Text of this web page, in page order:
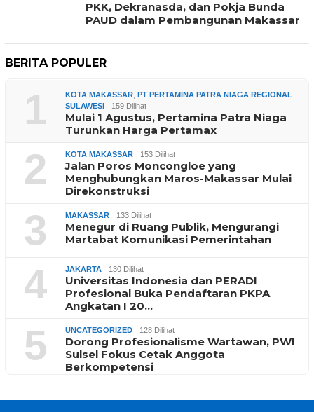
PKK, Dekranasda, dan Pokja Bunda
PAUD dalam Pembangunan Makassar
BERITA POPULER
1 KOTA MAKASSAR PT PERTAMINA PATRA NIAGA REGIONAL
SULAWESI
159 Dilihat
Mulai 1 Agustus, Pertamina Patra Niaga
Turunkan Harga Pertamax
2 KOTA MAKASSAR 153 Dilihat
Jalan Poros Moncongloe yang
Menghubungkan Maros-Makassar Mulai
Direkonstruksi
3 MAKASSAR 133 Dilihat
Menegur di Ruang Publik, Mengurangi
Martabat Komunikasi Pemerintahan
4 JAKARTA 130 Dilihat
Universitas Indonesia dan PERADI
Profesional Buka Pendaftaran PKPA
Angkatan I 20…
5 UNCATEGORIZED 128 Dilihat
Dorong Profesionalisme Wartawan, PWI
Sulsel Fokus Cetak Anggota
Berkompetensi